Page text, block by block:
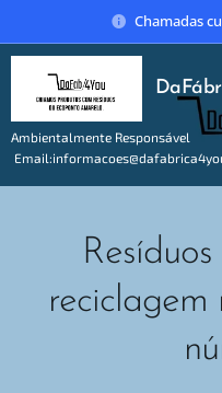
Chamadas
Ambientalmente Responsável
reciclagem